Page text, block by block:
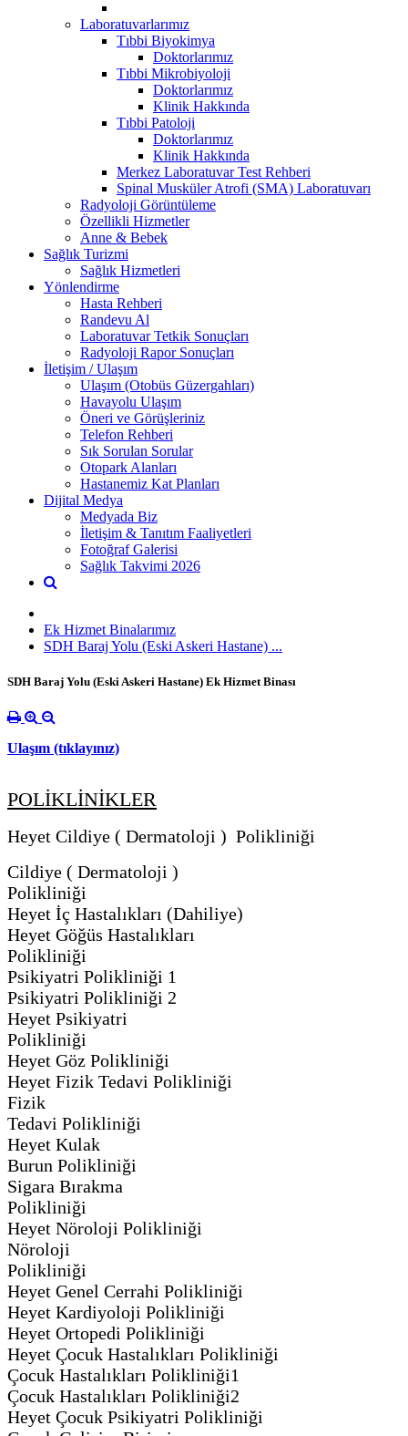
Laboratuvarlarımız
Tıbbi Biyokimya
Doktorlarımız
Tıbbi Mikrobiyoloji
Doktorlarımız
Klinik Hakkında
Tıbbi Patoloji
Doktorlarımız
Klinik Hakkında
Merkez Laboratuvar Test Rehberi
Spinal Musküler Atrofi (SMA) Laboratuvarı
Radyoloji Görüntüleme
Özellikli Hizmetler
Anne & Bebek
Sağlık Turizmi
Sağlık Hizmetleri
Yönlendirme
Hasta Rehberi
Randevu Al
Laboratuvar Tetkik Sonuçları
Radyoloji Rapor Sonuçları
İletişim / Ulaşım
Ulaşım (Otobüs Güzergahları)
Havayolu Ulaşım
Öneri ve Görüşleriniz
Telefon Rehberi
Sık Sorulan Sorular
Otopark Alanları
Hastanemiz Kat Planları
Dijital Medya
Medyada Biz
İletişim & Tanıtım Faaliyetleri
Fotoğraf Galerisi
Sağlık Takvimi 2026
Ek Hizmet Binalarımız
SDH Baraj Yolu (Eski Askeri Hastane) ...
SDH Baraj Yolu (Eski Askeri Hastane) Ek Hizmet Binası
Ulaşım (tıklayınız)
POLİKLİNİKLER
Heyet Cildiye ( Dermatoloji ) Polikliniği
Cildiye ( Dermatoloji )
Polikliniği
Heyet İç Hastalıkları (Dahiliye)
Heyet Göğüs Hastalıkları
Polikliniği
Psikiyatri Polikliniği 1
Psikiyatri Polikliniği 2
Heyet Psikiyatri
Heyet Göz
Heyet Fizik Tedavi Polikliniği
Fizik
Tedavi
Heyet Kulak
Burun
Sigara Bırakma
Heyet Nöroloji Polikliniği
Nöroloji
Heyet Genel Cerrahi Polikliniği
Heyet Kardiyoloji Polikliniği
Heyet Ortopedi Polikliniği
Heyet Çocuk Hastalıkları Polikliniği
Çocuk Hastalıkları Polikliniği1
Çocuk Hastalıkları Polikliniği2
Heyet Çocuk Psikiyatri Polikliniği